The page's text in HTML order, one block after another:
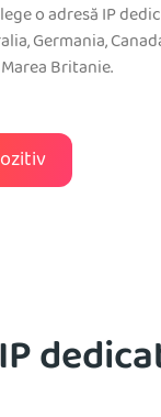
o adresă IP
Germania,
Britanie.